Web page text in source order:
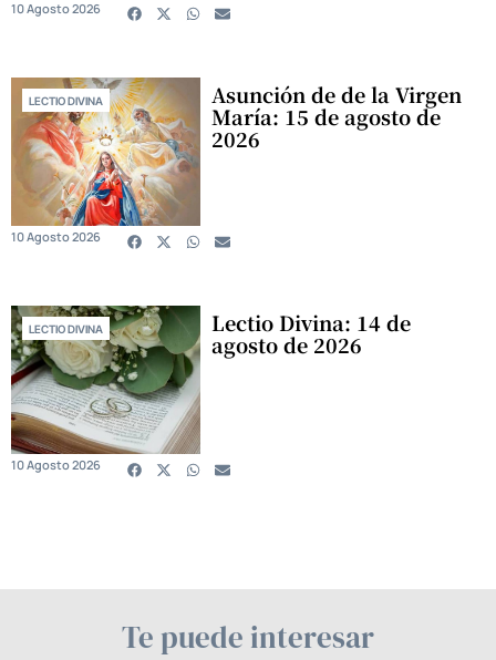
10 Agosto 2026
LECTIO DIVINA Asunción de de la Virgen
María: 15 de agosto de
2026
10 Agosto 2026
LECTIO DIVINA Lectio Divina: 14 de
agosto de 2026
10 Agosto 2026
Te puede interesar